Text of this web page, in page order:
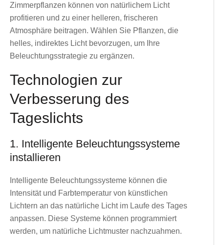
Zimmerpflanzen können von natürlichem Licht
profitieren und zu einer helleren, frischeren
Atmosphäre beitragen. Wählen Sie Pflanzen, die
helles, indirektes Licht bevorzugen, um Ihre
Beleuchtungsstrategie zu ergänzen.
Technologien zur
Verbesserung des
Tageslichts
1. Intelligente Beleuchtungssysteme
installieren
Intelligente Beleuchtungssysteme können die
Intensität und Farbtemperatur von künstlichen
Lichtern an das natürliche Licht im Laufe des Tages
anpassen. Diese Systeme können programmiert
werden, um natürliche Lichtmuster nachzuahmen.